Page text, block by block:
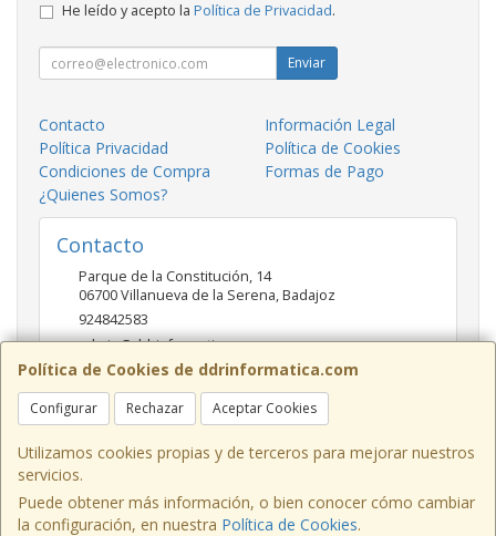
Política de Cookies de ddrinformatica.com
Configurar Rechazar Aceptar Cookies
Utilizamos cookies propias y de terceros para mejorar nuestros
servicios.
Puede obtener más información, o bien conocer cómo cambiar
la configuración, en nuestra Política de Cookies.
He leído y acepto la Política de Privacidad.
Enviar
Contacto
Información Legal
Política Privacidad
Política de Cookies
Condiciones de Compra
Formas de Pago
¿Quienes Somos?
Contacto
Parque de la Constitución, 14
06700Villanueva de la Serena,Badajoz
924842583
admin@ddrinformatica.com
Horario
Mañanas 9.30 - 14 Tardes 17 - 20
, , , , España. - C.I.F.: 53260680V - Tfno: